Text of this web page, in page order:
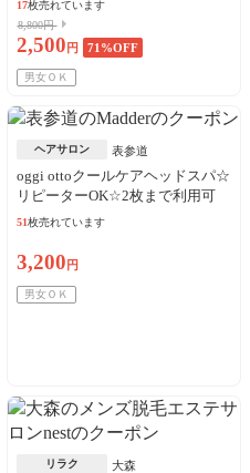
17枚売れています
8,800円
2,500 円 71 %OFF
男女ＯＫ
ヘアサロン 表参道
oggi ottoクールケアヘッドスパ☆
リピーターOK☆2枚まで利用可
51枚売れています
3,200 円
男女ＯＫ
リラク 大森